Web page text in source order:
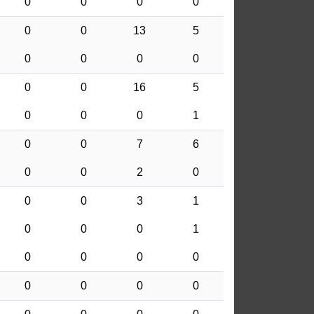
0 0 13 5
0 0 0 0
0 0 16 5
0 0 0 1
0 0 7 6
0 0 2 0
0 0 3 1
0 0 0 1
0 0 0 0
0 0 0 0